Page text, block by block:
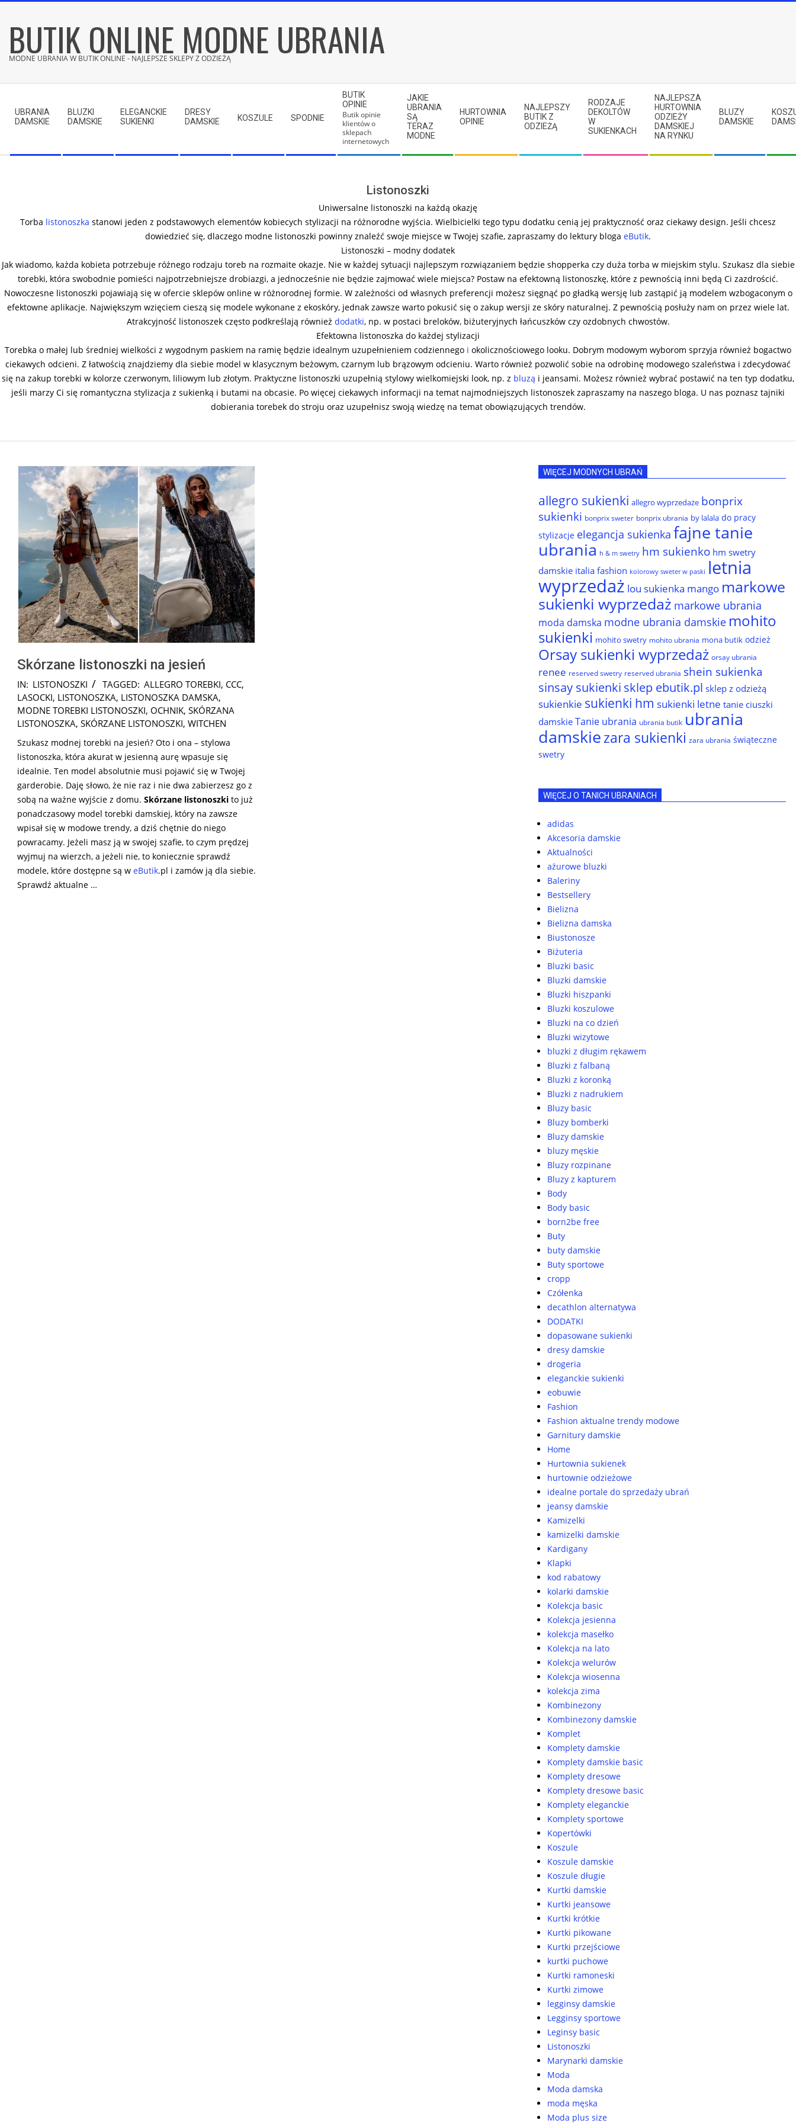
contentBUTIK ONLINE MODNE UBRANIA
MODNE UBRANIA W BUTIK ONLINE - NAJLEPSZE SKLEPY Z ODZIEŻĄ
Menu
UBRANIA
DAMSKIE
BLUZKI
DAMSKIE
ELEGANCKIE
SUKIENKI
DRESY
DAMSKIE
KOSZULE SPODNIE
BUTIK
OPINIE
Butik opinie
klientów o
sklepach
internetowych
JAKIE
UBRANIA
SĄ
TERAZ
MODNE
HURTOWNIA
OPINIE
NAJLEPSZY
BUTIK Z
ODZIEŻĄ
RODZAJE
DEKOLTÓW
W
SUKIENKACH
NAJLEPSZA
HURTOWNIA
ODZIEŻY
DAMSKIEJ
NA RYNKU
BLUZY
DAMSKIE
Listonoszki
Uniwersalne listonoszki na każdą okazję
Torba listonoszka stanowi jeden z podstawowych elementów kobiecych stylizacji na różnorodne wyjścia. Wielbicielki tego typu dodatku cenią jej praktyczność oraz ciekawy design. Jeśli chcesz
dowiedzieć się, dlaczego modne listonoszki powinny znaleźć swoje miejsce w Twojej szafie, zapraszamy do lektury bloga eButik.
Listonoszki – modny dodatek
Jak wiadomo, każda kobieta potrzebuje różnego rodzaju toreb na rozmaite okazje. Nie w każdej sytuacji najlepszym rozwiązaniem będzie shopperka czy duża torba w miejskim stylu. Szukasz dla siebie
torebki, która swobodnie pomieści najpotrzebniejsze drobiazgi, a jednocześnie nie będzie zajmować wiele miejsca? Postaw na efektowną listonoszkę, które z pewnością inni będą Ci zazdrościć.
Nowoczesne listonoszki pojawiają się w ofercie sklepów online w różnorodnej formie. W zależności od własnych preferencji możesz sięgnąć po gładką wersję lub zastąpić ją modelem wzbogaconym o
efektowne aplikacje. Największym wzięciem cieszą się modele wykonane z ekoskóry, jednak zawsze warto pokusić się o zakup wersji ze skóry naturalnej. Z pewnością posłuży nam on przez wiele lat.
Atrakcyjność listonoszek często podkreślają również dodatki, np. w postaci breloków, biżuteryjnych łańcuszków czy ozdobnych chwostów.
Efektowna listonoszka do każdej stylizacji
Torebka o małej lub średniej wielkości z wygodnym paskiem na ramię będzie idealnym uzupełnieniem codziennego i okolicznościowego looku. Dobrym modowym wyborom sprzyja również bogactwo
ciekawych odcieni. Z łatwością znajdziemy dla siebie model w klasycznym beżowym, czarnym lub brązowym odcieniu. Warto również pozwolić sobie na odrobinę modowego szaleństwa i zdecydować
się na zakup torebki w kolorze czerwonym, liliowym lub złotym. Praktyczne listonoszki uzupełnią stylowy wielkomiejski look, np. z bluzą i jeansami. Możesz również wybrać postawić na ten typ dodatku,
jeśli marzy Ci się romantyczna stylizacja z sukienką i butami na obcasie. Po więcej ciekawych informacji na temat najmodniejszych listonoszek zapraszamy na naszego bloga. U nas poznasz tajniki
dobierania torebek do stroju oraz uzupełnisz swoją wiedzę na temat obowiązujących trendów.
Skórzane listonoszki na jesień
2024-
11-
17
IN: LISTONOSZKI TAGGED: ALLEGRO TOREBKI, CCC,
LASOCKI, LISTONOSZKA, LISTONOSZKA DAMSKA,
MODNE TOREBKI LISTONOSZKI, OCHNIK, SKÓRZANA
LISTONOSZKA, SKÓRZANE LISTONOSZKI, WITCHEN
Szukasz modnej torebki na jesień? Oto i ona – stylowa
listonoszka, która akurat w jesienną aurę wpasuje się
idealnie. Ten model absolutnie musi pojawić się w Twojej
garderobie. Daję słowo, że nie raz i nie dwa zabierzesz go z
sobą na ważne wyjście z domu. Skórzane listonoszki to już
ponadczasowy model torebki damskiej, który na zawsze
wpisał się w modowe trendy, a dziś chętnie do niego
powracamy. Jeżeli masz ją w swojej szafie, to czym prędzej
wyjmuj na wierzch, a jeżeli nie, to koniecznie sprawdź
modele, które dostępne są w eButik.pl i zamów ją dla siebie.
Sprawdź aktualne …
WIĘCEJ MODNYCH UBRAŃ
allegro sukienki allegro wyprzedaże bonprix
sukienki bonprix sweter bonprix ubrania by lalala do pracy
stylizacje elegancja sukienka fajne tanie
ubrania h & m swetry hm sukienko hm swetry
damskie italia fashion kolorowy sweter w paski letnia
wyprzedaż lou sukienka mango markowe
sukienki wyprzedaż markowe ubrania
moda damska modne ubrania damskie mohito
sukienki mohito swetry mohito ubrania mona butik odzież
Orsay sukienki wyprzedaż orsay ubrania
renee reserved swetry reserved ubrania shein sukienka
sinsay sukienki sklep ebutik.pl sklep z odzieżą
sukienkie sukienki hm sukienki letne tanie ciuszki
damskie Tanie ubrania ubrania butik ubrania
damskiezara sukienki zara ubrania świąteczne
swetry
WIĘCEJ O TANICH UBRANIACH
adidas
Akcesoria damskie
Aktualności
ażurowe bluzki
Baleriny
Bestsellery
Bielizna
Bielizna damska
Biustonosze
Biżuteria
Bluzki basic
Bluzki damskie
Bluzki hiszpanki
Bluzki koszulowe
Bluzki na co dzień
Bluzki wizytowe
bluzki z długim rękawem
Bluzki z falbaną
Bluzki z koronką
Bluzki z nadrukiem
Bluzy basic
Bluzy bomberki
Bluzy damskie
bluzy męskie
Bluzy rozpinane
Bluzy z kapturem
Body
Body basic
born2be free
Buty
buty damskie
Buty sportowe
cropp
Czółenka
decathlon alternatywa
DODATKI
dopasowane sukienki
dresy damskie
drogeria
eleganckie sukienki
eobuwie
Fashion
Fashion aktualne trendy modowe
Garnitury damskie
Home
Hurtownia sukienek
hurtownie odzieżowe
idealne portale do sprzedaży ubrań
jeansy damskie
Kamizelki
kamizelki damskie
Kardigany
Klapki
kod rabatowy
kolarki damskie
Kolekcja basic
Kolekcja jesienna
kolekcja masełko
Kolekcja na lato
Kolekcja welurów
Kolekcja wiosenna
kolekcja zima
Kombinezony
Kombinezony damskie
Komplet
Komplety damskie
Komplety damskie basic
Komplety dresowe
Komplety dresowe basic
Komplety eleganckie
Komplety sportowe
Kopertówki
Koszule
Koszule damskie
Koszule długie
Kurtki damskie
Kurtki jeansowe
Kurtki krótkie
Kurtki pikowane
Kurtki przejściowe
kurtki puchowe
Kurtki ramoneski
Kurtki zimowe
legginsy damskie
Legginsy sportowe
Leginsy basic
Listonoszki
Marynarki damskie
Moda
Moda damska
moda męska
Moda plus size